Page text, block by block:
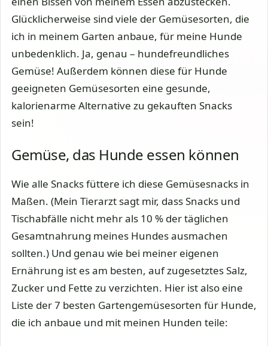
Glücklicherweise sind viele der Gemüsesorten, die
ich in meinem Garten anbaue, für meine Hunde
unbedenklich. Ja, genau – hundefreundliches
Gemüse! Außerdem können diese für Hunde
geeigneten Gemüsesorten eine gesunde,
kalorienarme Alternative zu gekauften Snacks
sein!
Gemüse, das Hunde essen können
Wie alle Snacks füttere ich diese Gemüsesnacks in
Maßen. (Mein Tierarzt sagt mir, dass Snacks und
Tischabfälle nicht mehr als 10 % der täglichen
Gesamtnahrung meines Hundes ausmachen
sollten.) Und genau wie bei meiner eigenen
Ernährung ist es am besten, auf zugesetztes Salz,
Zucker und Fette zu verzichten. Hier ist also eine
Liste der 7 besten Gartengemüsesorten für Hunde,
die ich anbaue und mit meinen Hunden teile: